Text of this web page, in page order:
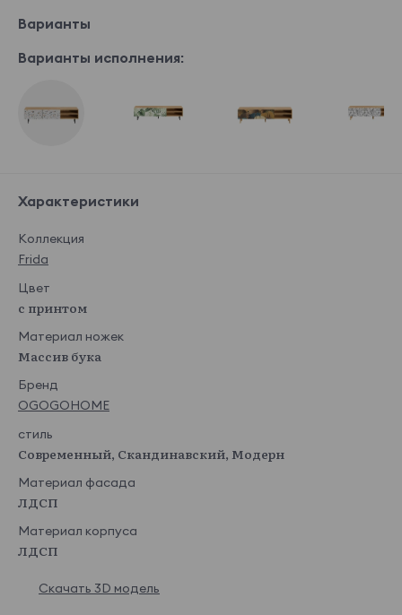
Варианты
Варианты исполнения:
Характеристики
Коллекция
Frida
Цвет
с принтом
Материал ножек
Массив бука
Бренд
OGOGOHOME
стиль
Современный, Скандинавский, Модерн
Материал фасада
ЛДСП
Материал корпуса
ЛДСП
Скачать 3D модель